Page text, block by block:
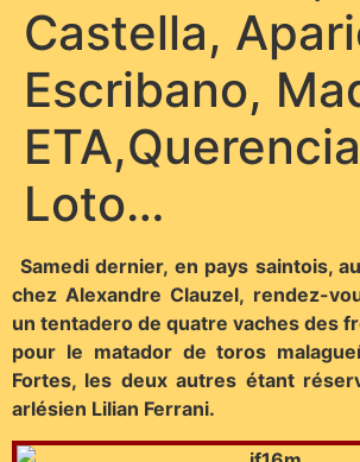
Castella,
Escribano,
Loto…
Samedi dernier, en pays saintois,
chez Alexandre Clauzel, rendez-
un tentadero de quatre vaches des
pour le matador de toros
Fortes, les deux autres étant
arlésien Lilian Ferrani.